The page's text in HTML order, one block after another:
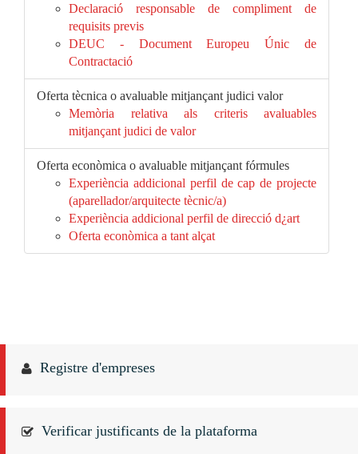
Declaració responsable de compliment de
requisits previs
DEUC - Document Europeu Únic de
Contractació
Oferta tècnica o avaluable mitjançant judici valor
Memòria relativa als criteris avaluables
mitjançant judici de valor
Oferta econòmica o avaluable mitjançant fórmules
Experiència addicional perfil de cap de projecte
(aparellador/arquitecte tècnic/a)
Experiència addicional perfil de direcció d¿art
Oferta econòmica a tant alçat
Registre d'empreses
Verificar justificants de la plataforma